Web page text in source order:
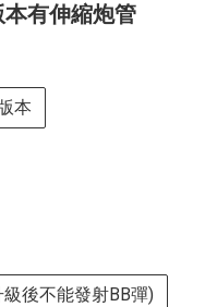
有伸縮炮管
本
後不能發射BB彈)